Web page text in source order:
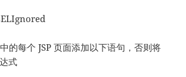
的每个 JSP 页面添加以下语句，否则将
式